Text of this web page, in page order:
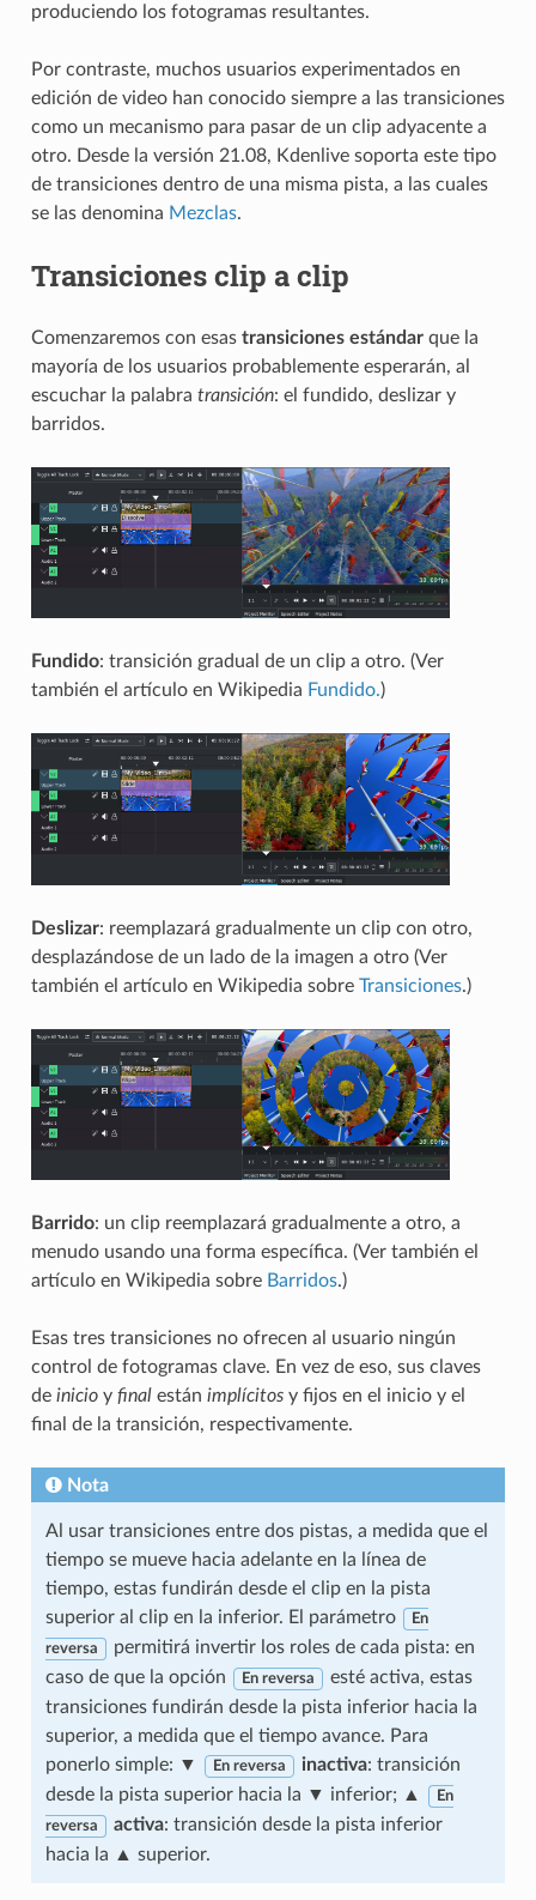
produciendo los fotogramas resultantes.
Por contraste, muchos usuarios experimentados en
edición de video han conocido siempre a las transiciones
como un mecanismo para pasar de un clip adyacente a
otro. Desde la versión 21.08, Kdenlive soporta este tipo
de transiciones dentro de una misma pista, a las cuales
se las denomina Mezclas.
Transiciones clip a clip
Comenzaremos con esas transiciones estándarque la
mayoría de los usuarios probablemente esperarán, al
escuchar la palabra transición: el fundido, deslizar y
barridos.
Fundido: transición gradual de un clip a otro. (Ver
también el artículo en Wikipedia Fundido.)
Deslizar: reemplazará gradualmente un clip con otro,
desplazándose de un lado de la imagen a otro (Ver
también el artículo en Wikipedia sobre Transiciones.)
Barrido: un clip reemplazará gradualmente a otro, a
menudo usando una forma específica. (Ver también el
artículo en Wikipedia sobre Barridos.)
Esas tres transiciones no ofrecen al usuario ningún
control de fotogramas clave. En vez de eso, sus claves
de inicioy finalestán implícitosy fijos en el inicio y el
final de la transición, respectivamente.
Nota
Al usar transiciones entre dos pistas, a medida que el
tiempo se mueve hacia adelante en la línea de
tiempo, estas fundirán desde el clip en la pista
superior al clip en la inferior. El parámetro
En
reversa
permitirá invertir los roles de cada pista: en
caso de que la opción
En reversa
esté activa, estas
transiciones fundirán desde la pista inferior hacia la
superior, a medida que el tiempo avance. Para
ponerlo simple: ▼
En reversa inactiva: transición
desde la pista superior hacia la ▼ inferior; ▲
En
reversa activa: transición desde la pista inferior
hacia la ▲ superior.